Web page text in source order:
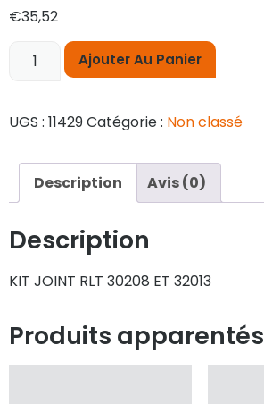
€35,52
Ajouter Au Panier
UGS : 11429Catégorie : Non classé
Description Avis (0)
Description
KIT JOINT RLT 30208 ET 32013
Produits apparentés